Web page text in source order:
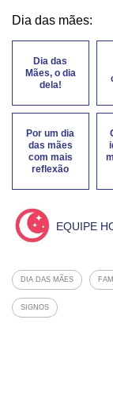
Dia das mães:
Dia das
Mães, o dia
dela!
Por um dia
das mães
com mais
reflexão
EQUIPE
DIA DAS MÃES
SIGNOS